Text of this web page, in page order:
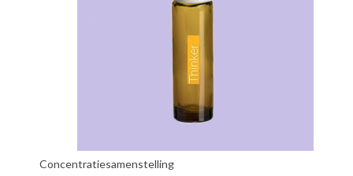
Concentratiesamenstelling